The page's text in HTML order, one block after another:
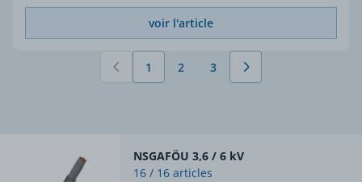
voir l'article
Vous lisez actuellement la page
1 Page
2 Page
3
NSGAFÖU 3,6 / 6 kV
16 / 16 articles